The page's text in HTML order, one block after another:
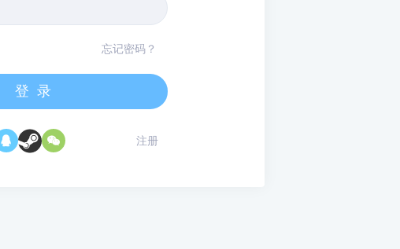
忘记密码？
登录
  注册